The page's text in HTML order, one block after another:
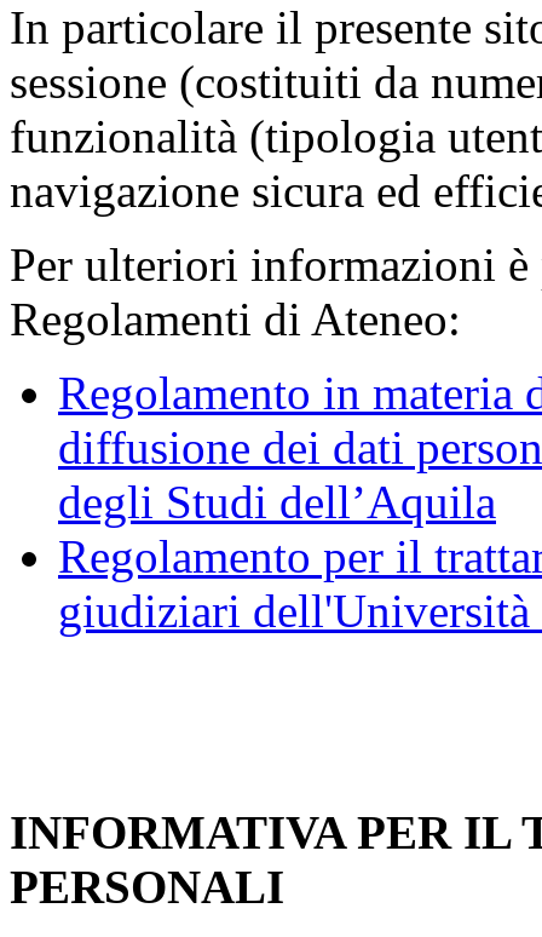
In particolare il presente
sessione (costituiti da
funzionalità (tipologia
navigazione sicura ed
Per ulteriori informazioni è
Regolamenti di Ateneo:
Regolamento in materia
diffusione dei dati
degli Studi dell’Aquila
Regolamento per il
giudiziari
INFORMATIVA PER IL
PERSONALI